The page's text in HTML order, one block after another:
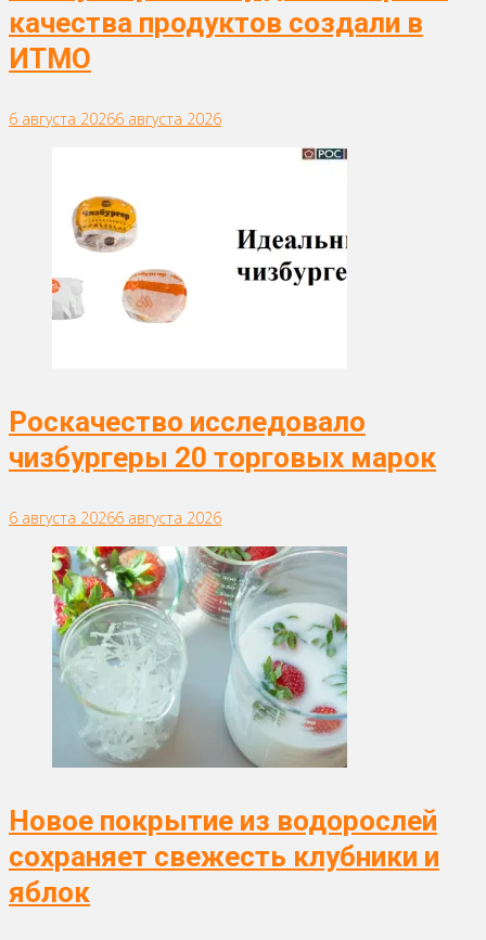
качества продуктов создали в
ИТМО
6 августа 20266 августа 2026
Роскачество исследовало
чизбургеры 20 торговых марок
6 августа 20266 августа 2026
Новое покрытие из водорослей
сохраняет свежесть клубники и
яблок